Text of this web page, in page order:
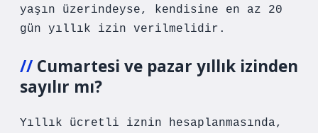
yaşın üzerindeyse, kendisine en az 20
gün yıllık izin verilmelidir.
Cumartesi ve pazar yıllık izinden
sayılır mı?
Yıllık ücretli iznin hesaplanmasında,